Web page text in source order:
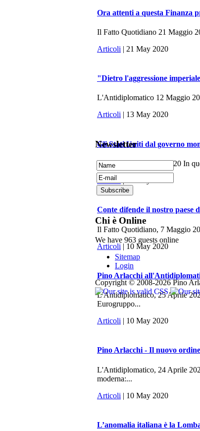
Ora attenti a questa Finanza
Il Fatto Quotidiano 21 Maggio
Articoli | 21 May 2020
"Dietro l'aggressione
L'Antidiplomatico 12 Maggio
Articoli | 13 May 2020
Gli Stati Uniti dal governo
La Fionda, 7 Maggio 2020 In
Articoli
Conte difende il nostro paese
Il Fatto Quotidiano, 7 Maggio
Articoli | 10 May 2020
Pino Arlacchi
L'Antidiplomatico, 25 Aprile
Eurogruppo...
Articoli | 10 May 2020
Pino Arlacchi - Il nuovo
L'Antidiplomatico, 24 Aprile
moderna:...
Articoli | 10 May 2020
L’anomalia italiana è la
Newsletter
Chi è Online
We have 963 guests online
Sitemap
Login
Copyright © 2008-2026 Pino